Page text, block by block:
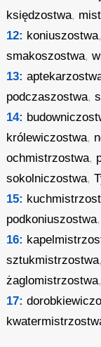
księdzostwa,
12: koniuszostwa,
smakoszostwa,
13:
podczaszostwa,
14:
królewiczostwa,
ochmistrzostwa,
sokolniczostwa,
15:
podkoniuszostwa,
16:
sztukmistrzostwa
żaglomistrzostwa,
17: